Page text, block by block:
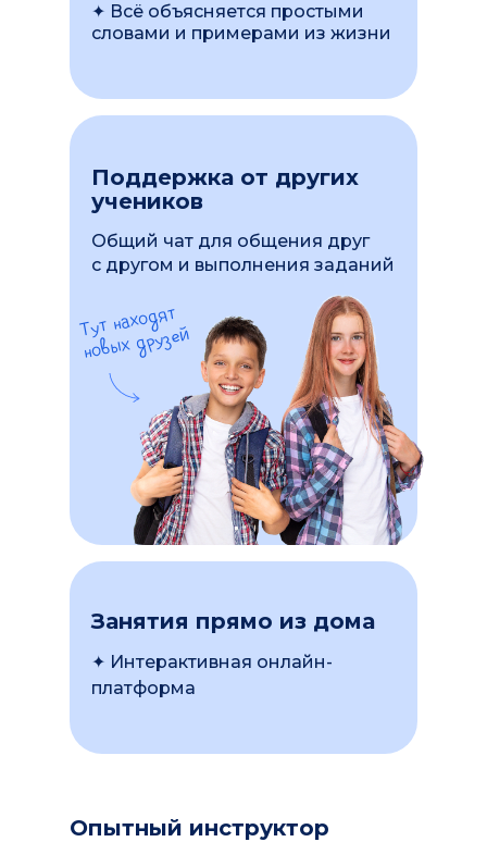
✦ Интерактивная онлайн-
платформа
Занятия прямо из дома
✦ Всё объясняется простыми
словами и примерами из жизни
Общий чат для общения друг
с другом и выполнения заданий
Поддержка от других
учеников
Тут находят
новых друзей
Опытный инструктор